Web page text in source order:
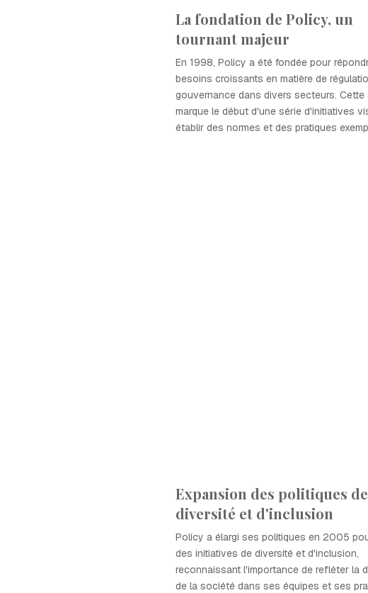
La fondation de Policy, un
tournant majeur
En 1998, Policy a été fondée pour
besoins croissants en matière de
gouvernance dans divers secteurs. Cette
marque le début d'une série d'initiatives
établir des normes et des pratiques
Expansion des politiques de
diversité et d'inclusion
Policy a élargi ses politiques en 2005
des initiatives de diversité et d'inclusion,
reconnaissant l'importance de refléter la
de la société dans ses équipes et ses